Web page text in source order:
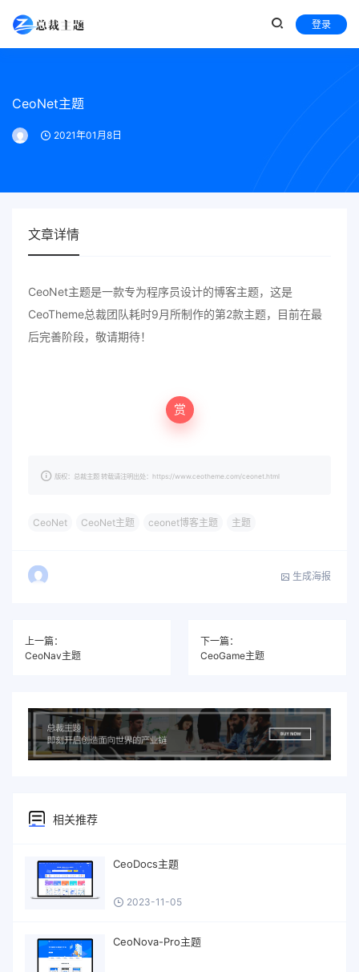
登录
CeoNet主题
2021年01月8日
文章详情
CeoNet主题是一款专为程序员设计的博客主题，这是
CeoTheme总裁团队耗时9月所制作的第2款主题，目前在最
后完善阶段，敬请期待！
赏
版权：总裁主题 转载请注明出处：https://www.ceotheme.com/ceonet.html
CeoNet CeoNet主题 ceonet博客主题 主题
生成海报
上一篇：
CeoNav主题
下一篇：
CeoGame主题
相关推荐
CeoDocs主题
2023-11-05
CeoNova-Pro主题